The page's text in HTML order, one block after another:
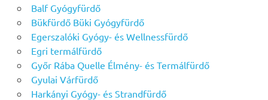
Balf Gyógyfürdő
Bükfürdő Büki Gyógyfürdő
Egerszalóki Gyógy- és Wellnessfürdő
Egri termálfürdő
Győr Rába Quelle Élmény- és Termálfürdő
Gyulai Várfürdő
Harkányi Gyógy- és Strandfürdő